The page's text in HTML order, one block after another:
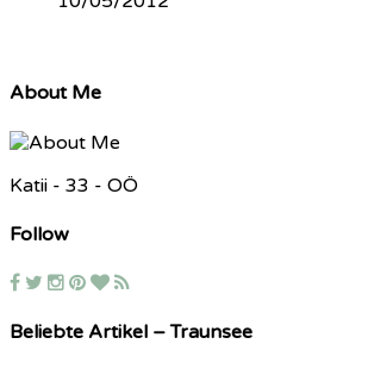
About Me
Katii - 33 - OÖ
Follow
Beliebte Artikel – Traunsee